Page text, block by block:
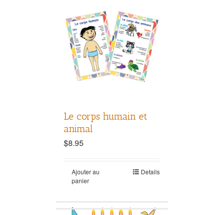
Le corps humain et
animal
$8.95
Ajouter au
panier
Details